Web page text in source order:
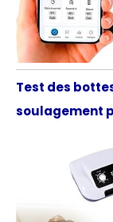
Test des
soulagement